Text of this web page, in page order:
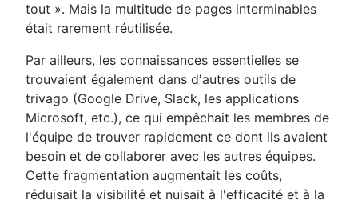
tout ». Mais la multitude de pages interminables
était rarement réutilisée.
Par ailleurs, les connaissances essentielles se
trouvaient également dans d'autres outils de
trivago (Google Drive, Slack, les applications
Microsoft, etc.), ce qui empêchait les membres de
l'équipe de trouver rapidement ce dont ils avaient
besoin et de collaborer avec les autres équipes.
Cette fragmentation augmentait les coûts,
réduisait la visibilité et nuisait à l'efficacité et à la